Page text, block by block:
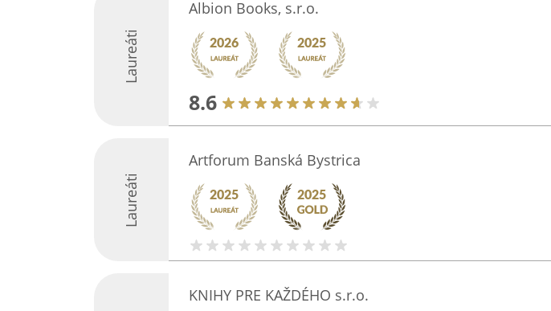
Laureáti
Albion Books, s.r.o.
8.6
Laureáti
Artforum Banská Bystrica
KNIHY PRE KAŽDÉHO s.r.o.